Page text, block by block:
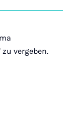
auf auf über
vergeben.